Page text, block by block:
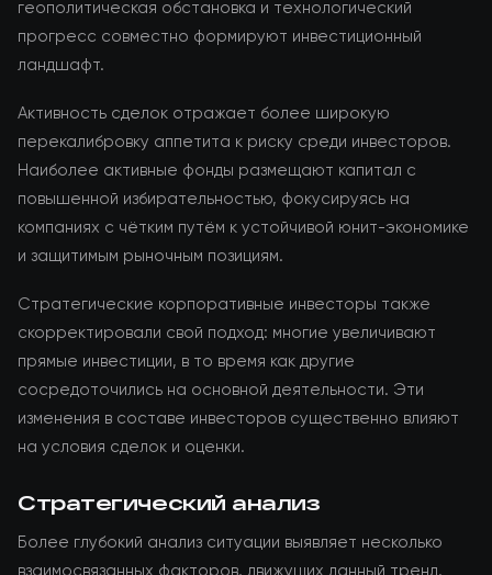
геополитическая обстановка и технологический
прогресс совместно формируют инвестиционный
ландшафт.
Активность сделок отражает более широкую
перекалибровку аппетита к риску среди инвесторов.
Наиболее активные фонды размещают капитал с
повышенной избирательностью, фокусируясь на
компаниях с чётким путём к устойчивой юнит-экономике
и защитимым рыночным позициям.
Стратегические корпоративные инвесторы также
скорректировали свой подход: многие увеличивают
прямые инвестиции, в то время как другие
сосредоточились на основной деятельности. Эти
изменения в составе инвесторов существенно влияют
на условия сделок и оценки.
Стратегический анализ
Более глубокий анализ ситуации выявляет несколько
взаимосвязанных факторов, движущих данный тренд.